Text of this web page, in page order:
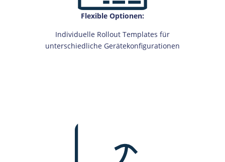
Flexible Optionen:
Individuelle Rollout Templates für
unterschiedliche Gerätekonfigurationen